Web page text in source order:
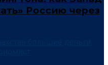
Россию через